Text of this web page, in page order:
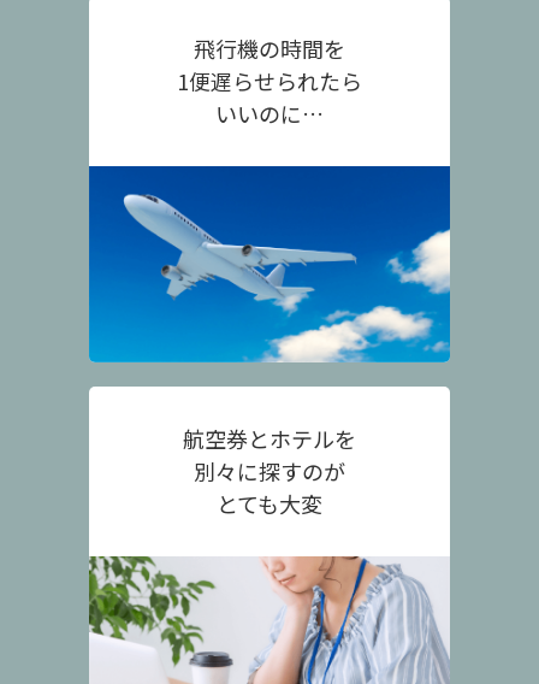
飛行機の時間を
1便遅らせられたら
いいのに…
航空券とホテルを
別々に探すのが
とても大変